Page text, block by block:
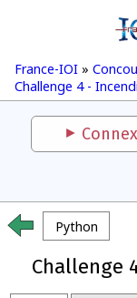
France-IOI »
Challenge 4 -
Python
Challenge